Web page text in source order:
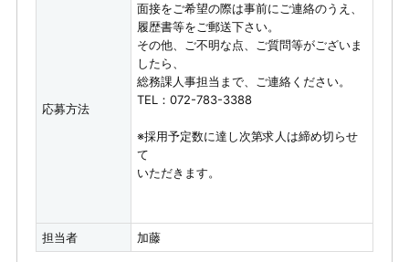
応募方法
面接をご希望の際は事前にご連絡のうえ、
履歴書等をご郵送下さい。
その他、ご不明な点、ご質問等がございま
したら、
総務課人事担当まで、ご連絡ください。
TEL：072-783-3388
※採用予定数に達し次第求人は締め切らせ
て
いただきます。
担当者 加藤